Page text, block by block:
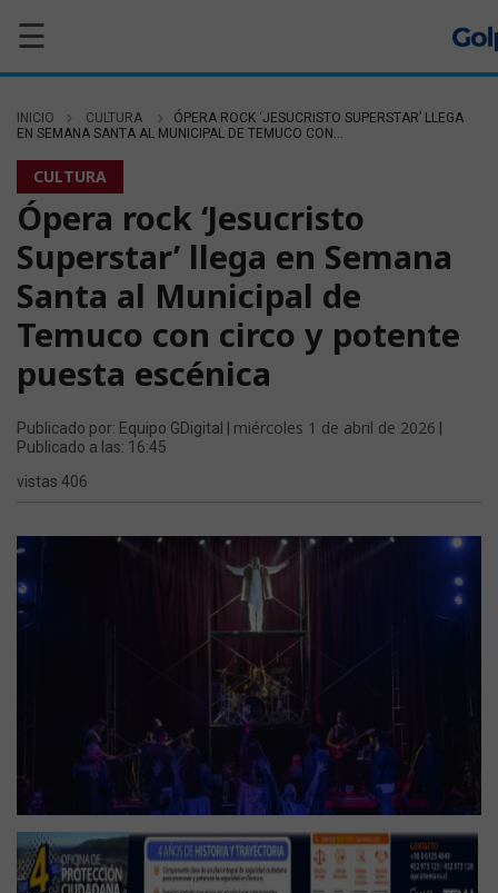
☰
INICIO CULTURA
ÓPERA ROCK ‘JESUCRISTO SUPERSTAR’ LLEGA
EN SEMANA SANTA AL MUNICIPAL DE TEMUCO CON...
CULTURA
Ópera rock ‘Jesucristo
Superstar’ llega en Semana
Santa al Municipal de
Temuco con circo y potente
puesta escénica
Publicado por: Equipo GDigital | miércoles 1 de abril de 2026
Publicado a las: 16:45
vistas 406